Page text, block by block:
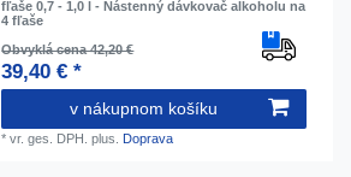
fľaše 0,7 - 1,0 l - Nástenný dávkovač alkoholu na
4 fľaše
Obvyklá cena 42,20 €
39,40 € *
v nákupnom košíku
*vr. ges. DPH. plus. Doprava